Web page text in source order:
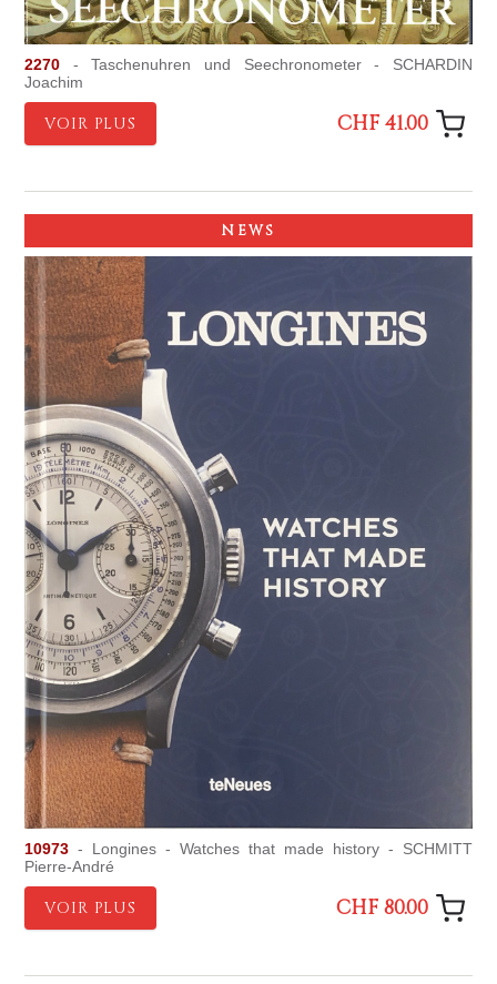
2270 - Taschenuhren und Seechronometer - SCHARDIN
Joachim
VOIR PLUS CHF 41.00
10973 - Longines - Watches that made history - SCHMITT
Pierre-André
VOIR PLUS CHF 80.00